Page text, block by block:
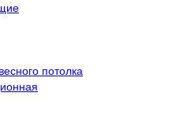
потолка